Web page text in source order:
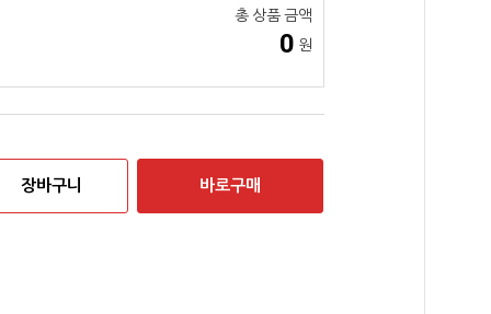
총 상품 금액
0 원
장바구니 바로구매